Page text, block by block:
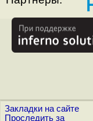
Закладки на сайте
Проследить за